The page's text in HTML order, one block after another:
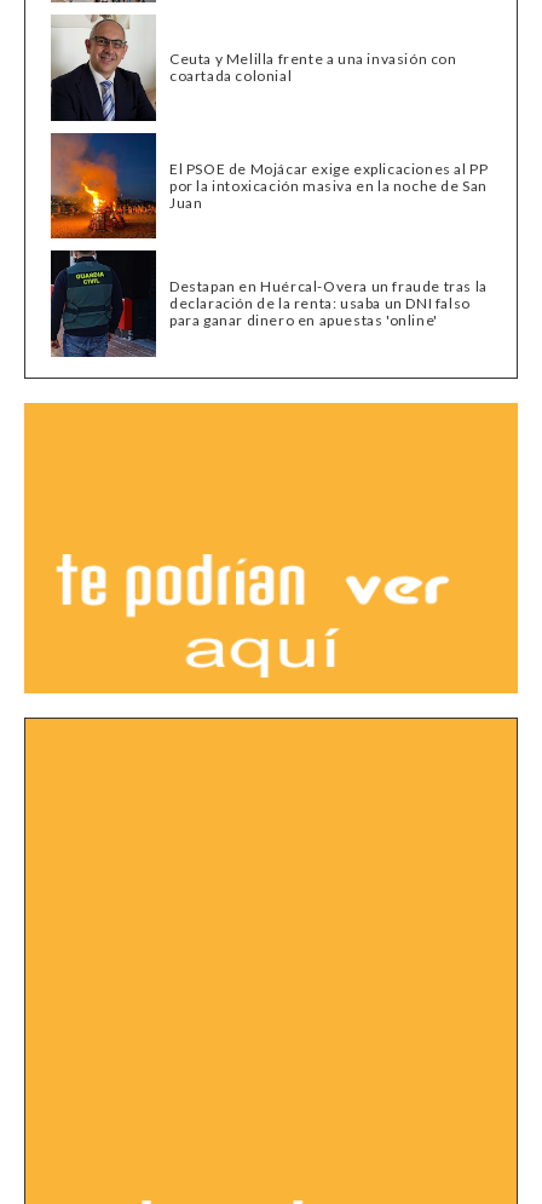
Ceuta y Melilla frente a una invasión con
coartada colonial
El PSOE de Mojácar exige explicaciones al PP
por la intoxicación masiva en la noche de San
Juan
Destapan en Huércal-Overa un fraude tras la
declaración de la renta: usaba un DNI falso
para ganar dinero en apuestas 'online'